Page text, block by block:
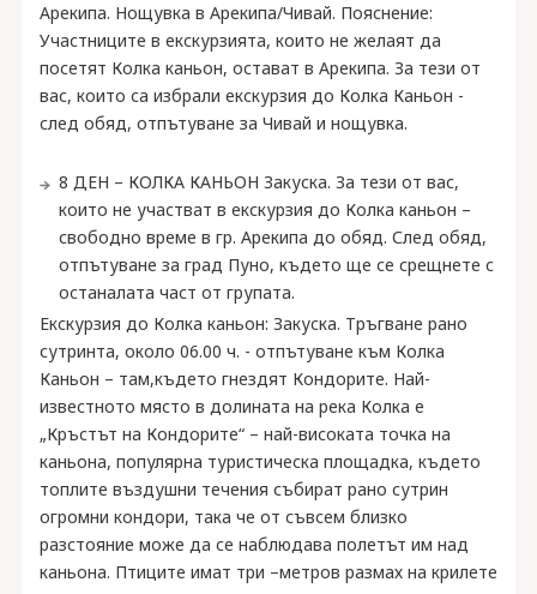
Арекипа. Нощувка в Арекипа/Чивай. Пояснение:
Участниците в екскурзията, които не желаят да
посетят Колка каньон, остават в Арекипа. За тези от
вас, които са избрали екскурзия до Колка Каньон -
след обяд, отпътуване за Чивай и нощувка.
8 ДЕН – КОЛКА КАНЬОН Закуска. За тези от вас,
които не участват в екскурзия до Колка каньон –
свободно време в гр. Арекипа до обяд. След обяд,
отпътуване за град Пуно, където ще се срещнете с
останалата част от групата.
Екскурзия до Колка каньон: Закуска. Тръгване рано
сутринта, около 06.00 ч. - отпътуване към Колка
Каньон – там,където гнездят Кондорите. Най-
известното място в долината на река Колка е
„Кръстът на Кондорите“ – най-високата точка на
каньона, популярна туристическа площадка, където
топлите въздушни течения събират рано сутрин
огромни кондори, така че от съвсем близко
разстояние може да се наблюдава полетът им над
каньона. Птиците имат три –метров размах на крилете